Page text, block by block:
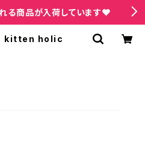
る商品が入荷しています❤
| kitten holic